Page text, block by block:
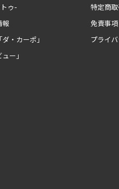
ゥ-
報
・カーポ」
ー」
特定商
免責事項
プライ